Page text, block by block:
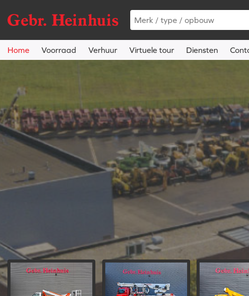
Home Voorraad Verhuur Virtuele tour Diensten